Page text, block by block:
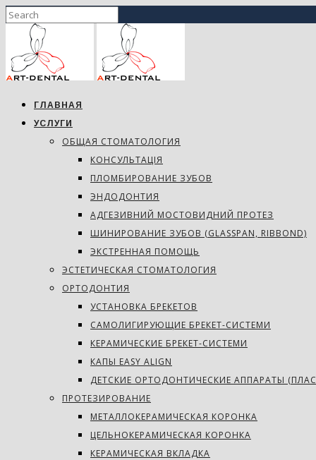
ГЛАВНАЯ
УСЛУГИ
ОБЩАЯ СТОМАТОЛОГИЯ
КОНСУЛЬТАЦІЯ
ПЛОМБИРОВАНИЕ ЗУБОВ
ЭНДОДОНТИЯ
АДГЕЗИВНИЙ МОСТОВИДНИЙ ПРОТЕЗ
ШИНИРОВАНИЕ ЗУБОВ (GLASSPAN, RIBBOND)
ЭКСТРЕННАЯ ПОМОЩЬ
ЭСТЕТИЧЕСКАЯ СТОМАТОЛОГИЯ
ОРТОДОНТИЯ
УСТАНОВКА БРЕКЕТОВ
САМОЛИГИРУЮЩИЕ БРЕКЕТ-СИСТЕМИ
КЕРАМИЧЕСКИЕ БРЕКЕТ-СИСТЕМИ
КАПЫ EASY ALIGN
ДЕТСКИЕ ОРТОДОНТИЧЕСКИЕ АППАРАТЫ
ПРОТЕЗИРОВАНИЕ
МЕТАЛЛОКЕРАМИЧЕСКАЯ КОРОНКА
ЦЕЛЬНОКЕРАМИЧЕСКАЯ КОРОНКА
КЕРАМИЧЕСКАЯ ВКЛАДКА